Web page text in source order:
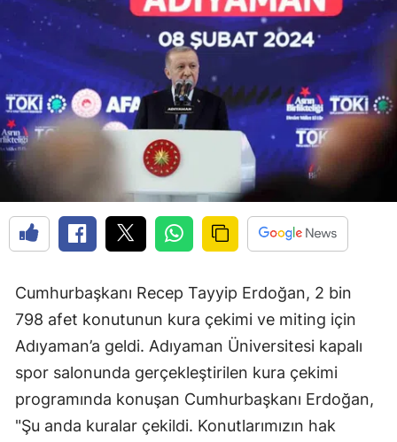
Cumhurbaşkanı Recep Tayyip Erdoğan, 2 bin
798 afet konutunun kura çekimi ve miting için
Adıyaman’a geldi. Adıyaman Üniversitesi kapalı
spor salonunda gerçekleştirilen kura çekimi
programında konuşan Cumhurbaşkanı Erdoğan,
"Şu anda kuralar çekildi. Konutlarımızın hak